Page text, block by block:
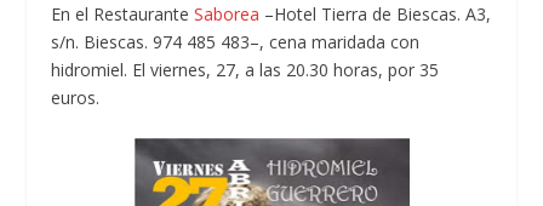
En el RestauranteSaborea –Hotel Tierra de Biescas. A3,
s/n. Biescas. 974 485 483–, cena maridada con
hidromiel. El viernes, 27, a las 20.30 horas, por 35
euros.